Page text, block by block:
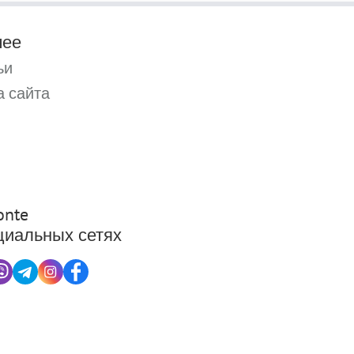
сайта
сетях